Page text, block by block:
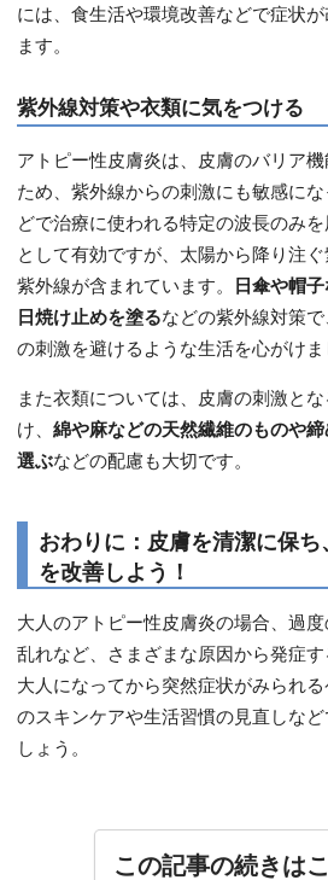
には、食生活や環境改善などで症状
ます。
紫外線対策や衣類に気をつける
アトピー性皮膚炎は、皮膚のバリア
ため、紫外線からの刺激にも敏感に
どで治療に使われる特定の波長のみ
として有効ですが、太陽から降り注
紫外線が含まれています。
日傘や帽子
日焼け止めを塗るなどの紫外線対策
の刺激を避けるような生活を心がけま
また衣類については、皮膚の刺激と
け、 綿や麻などの天然繊維のものや
選ぶなどの配慮も大切です。
おわりに：皮膚を清潔に保
を改善しよう！
大人のアトピー性皮膚炎の場合、過
乱れなど、さまざまな原因から発症
大人になってから突然症状がみられ
のスキンケアや生活習慣の見直しな
しょう。
この記事の続きは